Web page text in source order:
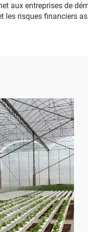
aux entreprises de
les risques financiers